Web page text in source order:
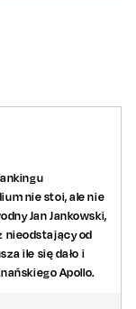
nie stoi, ale nie
Jan Jankowski,
nieodstający od
ile się dało i
Apollo.